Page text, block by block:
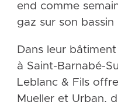
end comme
gaz sur son
Dans leur
à Saint-Barnabé-
Leblanc & Fils
Mueller et Urban,